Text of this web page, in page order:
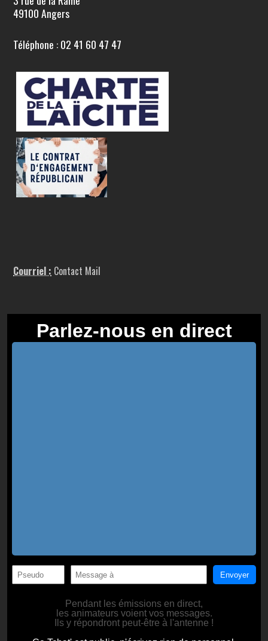
49100 Angers
Téléphone : 02 41 60 47 47
Courriel : Contact Mail